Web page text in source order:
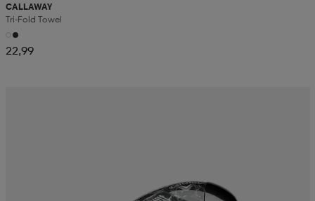
CALLAWAY
Tri-Fold Towel
22,99